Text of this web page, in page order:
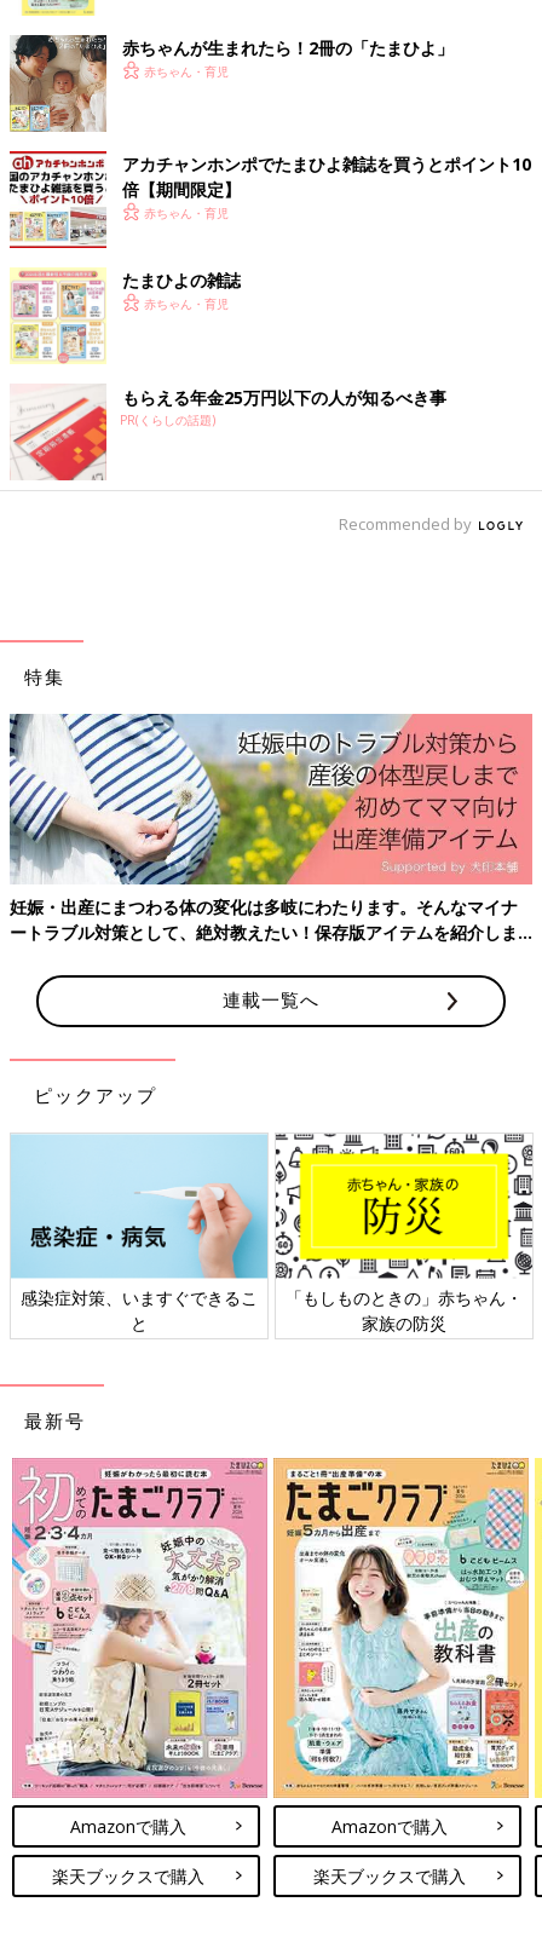
pupukpoohさんはキャンドゥでマスキングテープを2種類チョイ
ス♪ 特に切符柄のマスキングテープがツボだったそうで、リピ買
いしようと思っているんだとか！ ミシン目入りで切符を1枚ずつ
切り離して使えるようですよ。
種類豊富なメモパッドをたくさんGET♪
出典：Instagramアカウント「ri_mama12_10」
キャンドゥで鉄道のダイカットメモパッドを購入したえっちゃん
さん。在来線や新幹線など4種類があったそうです。この方は鉄
道大好きなお子さんが大興奮するはずと思ってたくさんGETした
とのことですよ♪ こちらは各70枚入りです。
ダイソー、キャンドゥ、セリア…「モチ
ベーションが上がる」ママたちおすす
め！100均の離乳食グッズ4選
生後5～6ヶ月になるといよいよ離乳食がスター
いろいろと揃えなくちゃいけないものが多くて
大変ですよね。今回は先輩ママたちが100均で
見つけた離乳食グッズをご紹介します。
力的なアイテムが盛りだくさんで、鉄道好きなお子さんのために
ついたくさん買ってしまいそうですよね♪ 品薄になっているもの
●記事内の価格はすべて税込み、2023年2月時点のものです。
●記事内容でご紹介している投稿、リンク先は、削除される場合
があります。あらかじめご了承ください。
●記事の内容は記載当時の情報であり、現在と異なる場合があり
赤ちゃんが生まれたら！2冊の「たまひよ」
赤ちゃん・育児
アカチャンホンポでたまひよ雑誌を買うとポイント10
倍【期間限定】
赤ちゃん・育児
たまひよの雑誌
赤ちゃん・育児
もらえる年金25万円以下の人が知るべき事
PR(くらしの話題)
Recommended by
特集
妊娠・出産にまつわる体の変化は多岐にわたります。そんなマイナ
ートラブル対策として、絶対教えたい！保存版アイテムを紹介しま
連載一覧へ
ピックアップ
感染症対策、いますぐできるこ
と
「もしものときの」赤ちゃん・
家族の防災
最新号
Amazonで購入
楽天ブックスで購入
Amazonで購入
楽天ブックスで購入